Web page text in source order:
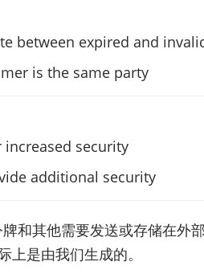
between expired and
is the same party
increased security
additional security
和其他需要发送或存储在
是由我们生成的。